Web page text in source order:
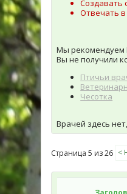
Создавать
Отвечать в
Мы рекомендуем
Вы не получили
Птичьи
Чесотка
Врачей здесь
Страница 5 из 26 <